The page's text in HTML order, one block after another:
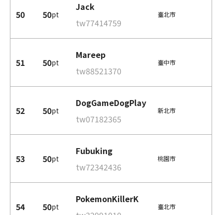
50 50pt
Jack
tw77414759
臺北市
51 50pt
Mareep
tw88521370
臺中市
52 50pt
DogGameDogPlay
tw07182365
新北市
53 50pt
Fubuking
tw72342436
桃園市
54 50pt
PokemonKillerK
臺北市